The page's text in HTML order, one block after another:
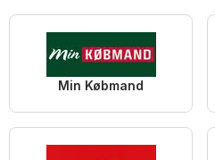
Min Købmand